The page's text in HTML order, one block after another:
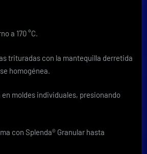
a 170 °C.
trituradas con la mantequilla derretida
homogénea.
moldes individuales, presionando
con Splenda® Granular hasta